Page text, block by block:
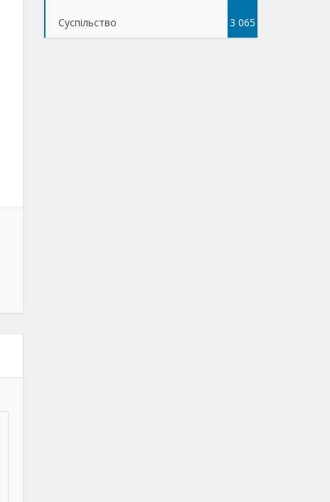
Суспільство 3 065